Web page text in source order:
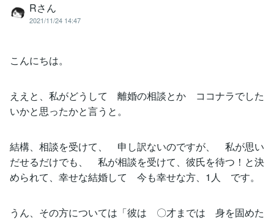
Rさん
2021/11/24 14:47
こんにちは。
ええと、私がどうして 離婚の相談とか ココナラでした
いかと思ったかと言うと。
結構、相談を受けて、 申し訳ないのですが、 私が思い
だせるだけでも、 私が相談を受けて、彼氏を待つ！と決
められて、幸せな結婚して 今も幸せな方、1人 です。
うん、その方については「彼は 〇才までは 身を固めた